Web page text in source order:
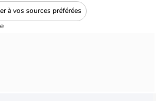
à vos sources préférées